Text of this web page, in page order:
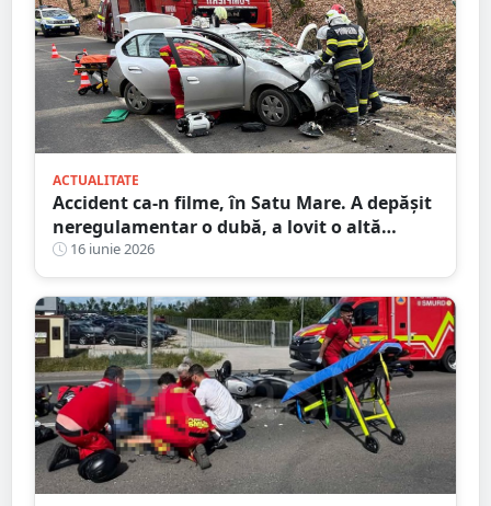
ACTUALITATE
Accident ca-n filme, în Satu Mare. A depășit
neregulamentar o dubă, a lovit o altă
mașină, condusă tot neregulamentar
16 iunie 2026